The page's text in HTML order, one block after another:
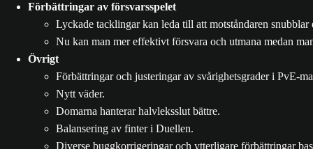
Förbättringar av försvarsspelet
Lyckade tacklingar kan leda till att motståndaren
Nu kan man mer effektivt försvara och utmana medan
Övrigt
Förbättringar och justeringar av svårighetsgrader i PvE-
Nytt väder.
Domarna hanterar halvleksslut bättre.
Balansering av finter i Duellen.
Diverse buggkorrigeringar och ytterligare förbättringar